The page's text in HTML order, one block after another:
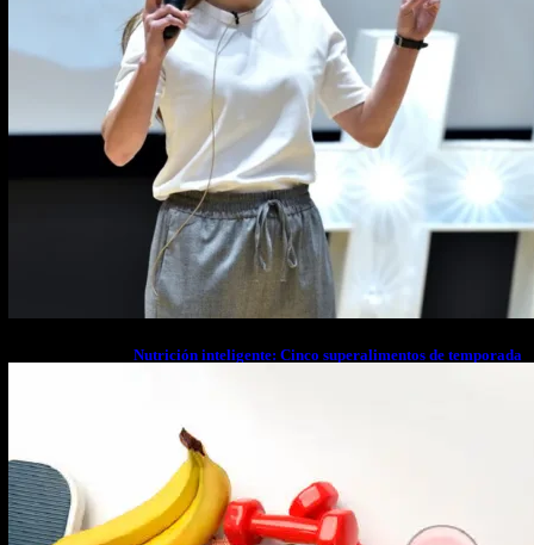
Nutrición inteligente: Cinco superalimentos de temporada